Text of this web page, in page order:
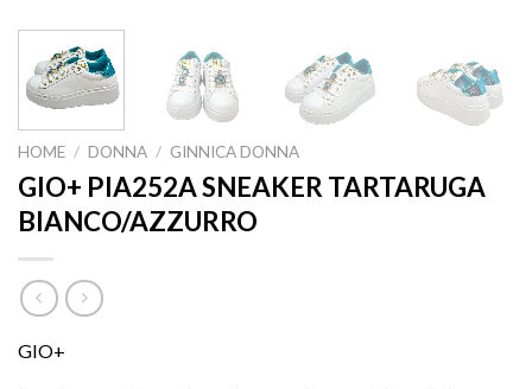
HOME / DONNA / GINNICA DONNA
GIO+ PIA252A SNEAKER TARTARUGA
BIANCO/AZZURRO
GIO+